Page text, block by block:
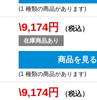
(1 種類の商品があります)
\9,174円 （税込）
在庫商品あり
商品を見る
(1 種類の商品があります)
\9,174円 （税込）